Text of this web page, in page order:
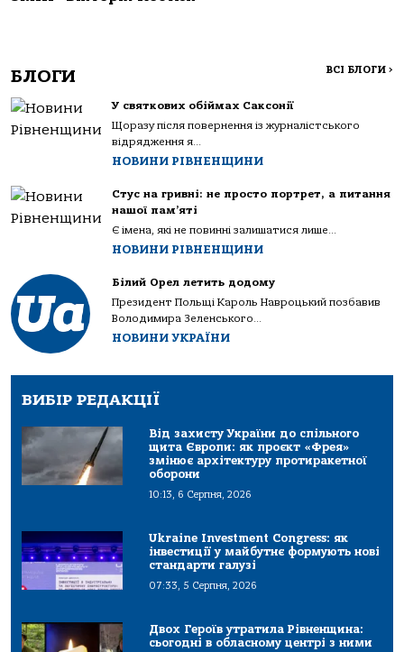
БЛОГИ ВСІ БЛОГИ >
У святкових обіймах Саксонії
Щоразу після повернення із журналістського
відрядження я...
НОВИНИ РІВНЕНЩИНИ
Стус на гривні: не просто портрет, а питання
нашої пам’яті
Є імена, які не повинні залишатися лише...
НОВИНИ РІВНЕНЩИНИ
Білий Орел летить додому
Президент Польщі Кароль Навроцький позбавив
Володимира Зеленського...
НОВИНИ УКРАЇНИ
ВИБІР РЕДАКЦІЇ
Від захисту України до спільного
щита Європи: як проєкт «Фрея»
змінює архітектуру протиракетної
оборони
10:13, 6 Серпня, 2026
Ukraine Investment Congress: як
інвестиції у майбутнє формують нові
стандарти галузі
07:33, 5 Серпня, 2026
Двох Героїв утратила Рівненщина:
сьогодні в обласному центрі з ними